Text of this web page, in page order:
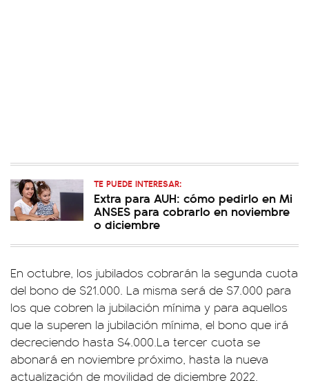
TE PUEDE INTERESAR:
Extra para AUH: cómo pedirlo en Mi
ANSES para cobrarlo en noviembre
o diciembre
En octubre, los jubilados cobrarán la segunda cuota
del bono de $21.000. La misma será de $7.000 para
los que cobren la jubilación mínima y para aquellos
que la superen la jubilación mínima, el bono que irá
decreciendo hasta $4.000.La tercer cuota se
abonará en noviembre próximo, hasta la nueva
actualización de movilidad de diciembre 2022.